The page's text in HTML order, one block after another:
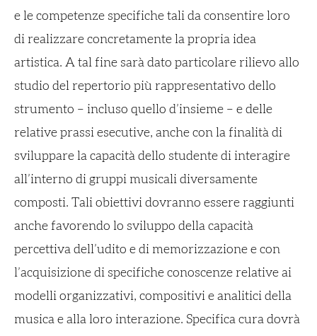
e le competenze specifiche tali da consentire loro
di realizzare concretamente la propria idea
artistica. A tal fine sarà dato particolare rilievo allo
studio del repertorio più rappresentativo dello
strumento – incluso quello d’insieme – e delle
relative prassi esecutive, anche con la finalità di
sviluppare la capacità dello studente di interagire
all’interno di gruppi musicali diversamente
composti. Tali obiettivi dovranno essere raggiunti
anche favorendo lo sviluppo della capacità
percettiva dell’udito e di memorizzazione e con
l’acquisizione di specifiche conoscenze relative ai
modelli organizzativi, compositivi e analitici della
musica e alla loro interazione. Specifica cura dovrà